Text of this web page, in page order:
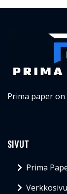
Prima paper
SIVUT
Prima